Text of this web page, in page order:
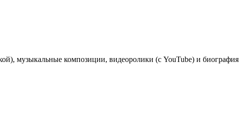
музыкальные композиции, видеоролики (с YouTube) и биография